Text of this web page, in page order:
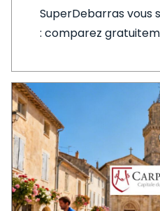
SuperDebarras vous
: comparez